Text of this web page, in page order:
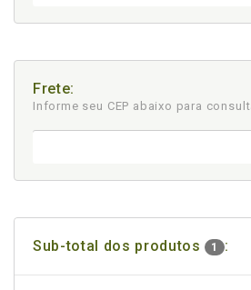
Frete:
Informe seu CEP abaixo para
Sub-total dos produtos 1 :